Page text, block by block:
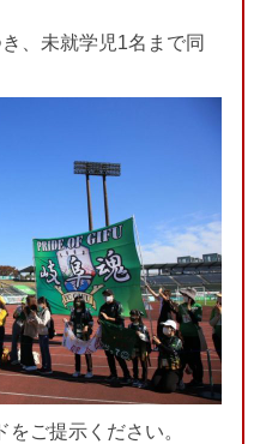
、未就学児1名まで同
ご提示ください。